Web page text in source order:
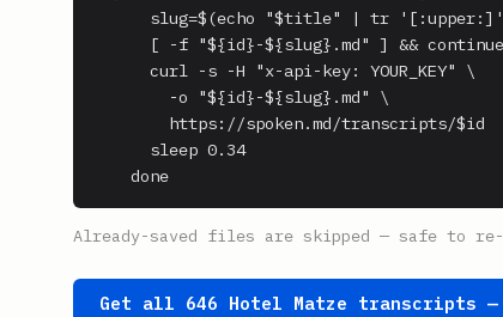
slug=$(echo "$title" | tr
      [ -f "${id}-${slug}.md" ] && continue
      curl -s -H "x-api-key: YOUR_KEY" \
        -o "${id}-${slug}.md" \
        https://spoken.md/transcripts/$id
      sleep 0.34
    done
Already-saved files are skipped — safe to
Get all 646 Hotel Matze transcripts —